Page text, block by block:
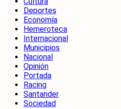
Deportes
Economía
Hemeroteca
Internacional
Municipios
Nacional
Opinión
Portada
Racing
Santander
Sociedad